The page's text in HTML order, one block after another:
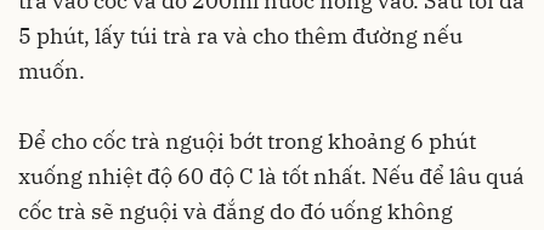
5 phút, lấy túi trà ra và cho thêm đường nếu
muốn.
Để cho cốc trà nguội bớt trong khoảng 6 phút
xuống nhiệt độ 60 độ C là tốt nhất. Nếu để lâu quá
cốc trà sẽ nguội và đắng do đó uống không